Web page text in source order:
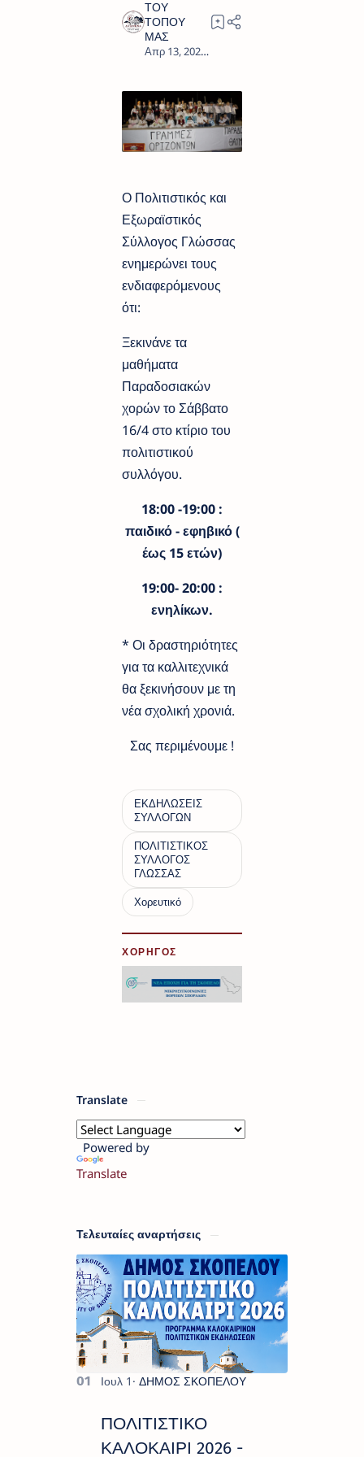
Ο Πολιτιστικός και
Εξωραϊστικός
Σύλλογος Γλώσσας
ενημερώνει τους
ενδιαφερόμενους
ότι:
Ξεκινάνε τα
μαθήματα
Παραδοσιακών
χορών το Σάββατο
16/4 στο κτίριο του
πολιτιστικού
συλλόγου.
18:00 -19:00 :
παιδικό - εφηβικό (
έως 15 ετών)
19:00- 20:00 :
ενηλίκων.
* Οι δραστηριότητες
για τα καλλιτεχνικά
θα ξεκινήσουν με τη
νέα σχολική χρονιά.
Σας περιμένουμε !
ΧΟΡΗΓΟΣ
Translate
Powered by
Translate
Τελευταίες αναρτήσεις
ΠΟΛΙΤΙΣΤΙΚΟ
ΚΑΛΟΚΑΙΡΙ 2026 -